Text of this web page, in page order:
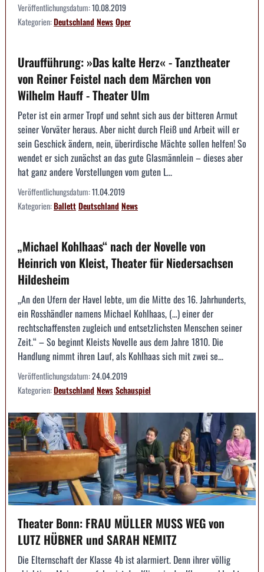
Veröffentlichungsdatum:10.08.2019
Kategorien:DeutschlandNewsOper
Uraufführung: »Das kalte Herz« - Tanztheater
von Reiner Feistel nach dem Märchen von
Wilhelm Hauff - Theater Ulm
Peter ist ein armer Tropf und sehnt sich aus der bitteren Armut
seiner Vorväter heraus. Aber nicht durch Fleiß und Arbeit will er
sein Geschick ändern, nein, überirdische Mächte sollen helfen! So
wendet er sich zunächst an das gute Glasmännlein – dieses aber
hat ganz andere Vorstellungen vom guten L...
Veröffentlichungsdatum:11.04.2019
Kategorien:BallettDeutschlandNews
„Michael Kohlhaas“ nach der Novelle von
Heinrich von Kleist, Theater für Niedersachsen
Hildesheim
„An den Ufern der Havel lebte, um die Mitte des 16. Jahrhunderts,
ein Rosshändler namens Michael Kohlhaas, (…) einer der
rechtschaffensten zugleich und entsetzlichsten Menschen seiner
Zeit.“ – So beginnt Kleists Novelle aus dem Jahre 1810. Die
Handlung nimmt ihren Lauf, als Kohlhaas sich mit zwei se...
Veröffentlichungsdatum:24.04.2019
Kategorien:DeutschlandNewsSchauspiel
Theater Bonn: FRAU MÜLLER MUSS WEG von
LUTZ HÜBNER und SARAH NEMITZ
Die Elternschaft der Klasse 4b ist alarmiert. Denn ihrer völlig